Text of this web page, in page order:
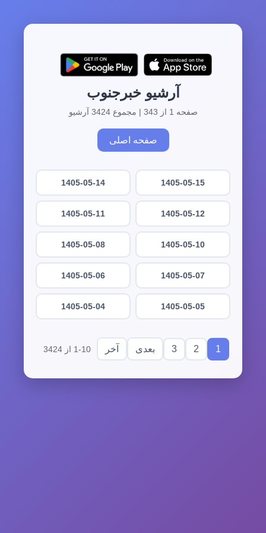
آرشیو خبرجنوب
صفحه 1 از 343 | مجموع 3424 آرشیو
صفحه اصلی
1405-05-15
1405-05-14
1405-05-12
1405-05-11
1405-05-10
1405-05-08
1405-05-07
1405-05-06
1405-05-05
1405-05-04
1
2
3 بعدی آخر 1-10 از 3424